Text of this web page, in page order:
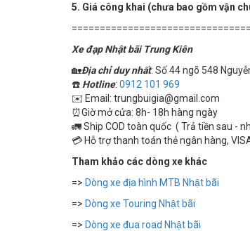
5. Giá công khai (chưa bao gồm vận
Xe đạp Nhật bãi Trung Kiên
🏡Địa chỉ duy nhất: Số 44 ngõ 548
☎️ Hotline: 0912 101 969
✉️ Email: trungbuigia@gmail.com
⏰Giờ mở cửa: 8h- 18h hàng ngày
🚛 Ship COD toàn quốc ( Trả tiền sau -
💳 Hỗ trợ thanh toán thẻ ngân hàng,
Tham khảo các dòng xe khác
=> Dòng xe địa hình MTB Nhật bãi
=> Dòng xe Touring Nhật bãi
=> Dòng xe đua road Nhật bãi